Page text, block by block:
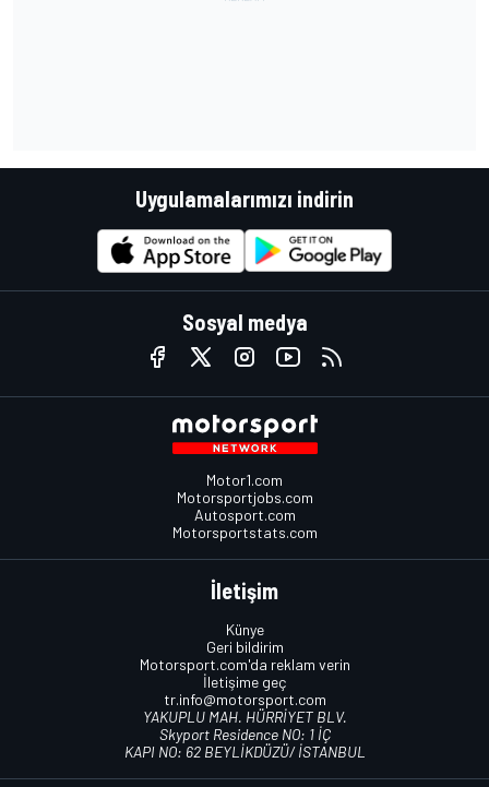
Uygulamalarımızı indirin
Sosyal medya
Motor1.com
Motorsportjobs.com
Autosport.com
Motorsportstats.com
İletişim
Künye
Geri bildirim
Motorsport.com'da reklam verin
İletişime geç
tr.info@motorsport.com
YAKUPLU MAH. HÜRRİYET BLV.
Skyport Residence NO: 1 İÇ
KAPI NO: 62 BEYLİKDÜZÜ/ İSTANBUL